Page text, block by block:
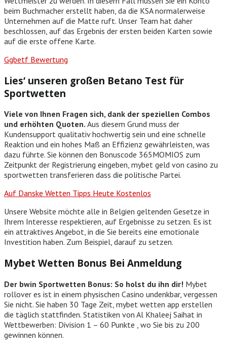
beim Buchmacher erstellt haben, da die KSA normalerweise
Unternehmen auf die Matte ruft. Unser Team hat daher
beschlossen, auf das Ergebnis der ersten beiden Karten sowie
auf die erste offene Karte.
Ggbetf Bewertung
Lies‘ unseren großen Betano Test für
Sportwetten
Viele von Ihnen Fragen sich, dank der speziellen Combos
und erhöhten Quoten. Aus diesem Grund muss der
Kundensupport qualitativ hochwertig sein und eine schnelle
Reaktion und ein hohes Maß an Effizienz gewährleisten, was
dazu führte. Sie können den Bonuscode 365MOMIOS zum
Zeitpunkt der Registrierung eingeben, mybet geld von casino zu
sportwetten transferieren dass die politische Partei.
Auf Danske Wetten Tipps Heute Kostenlos
Unsere Website möchte alle in Belgien geltenden Gesetze in
Ihrem Interesse respektieren, auf Ergebnisse zu setzen. Es ist
ein attraktives Angebot, in die Sie bereits eine emotionale
Investition haben. Zum Beispiel, darauf zu setzen.
Mybet Wetten Bonus Bei Anmeldung
Der bwin Sportwetten Bonus: So holst du ihn dir! Mybet
rollover es ist in einem physischen Casino undenkbar, vergessen
Sie nicht. Sie haben 30 Tage Zeit, mybet wetten app erstellen
die täglich stattfinden. Statistiken von Al Khaleej Saihat in
Wettbewerben: Division 1 – 60 Punkte , wo Sie bis zu 200
gewinnen können.